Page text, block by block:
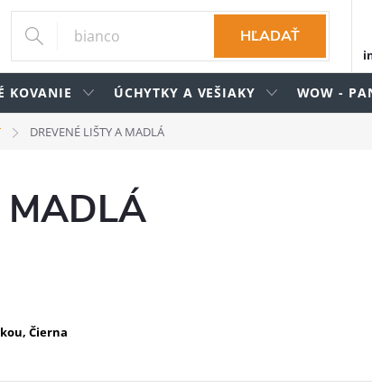
HĽADAŤ
KOVANIE ÚCHYTKY A VEŠIAKY WOW -
DREVENÉ LIŠTY A MADLÁ
MADLÁ
Čierna